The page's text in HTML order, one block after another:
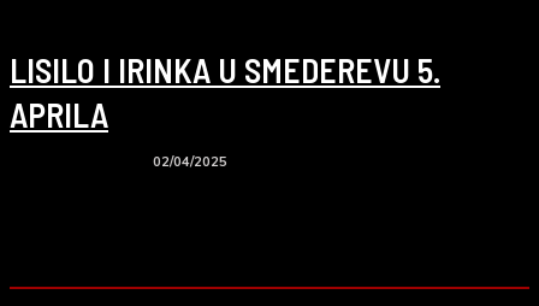
LISILO I IRINKA U SMEDEREVU 5.
APRILA
02/04/2025